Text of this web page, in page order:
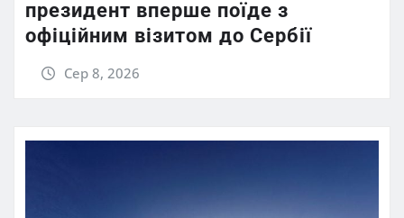
президент вперше поїде з
офіційним візитом до Сербії
Сер 8, 2026